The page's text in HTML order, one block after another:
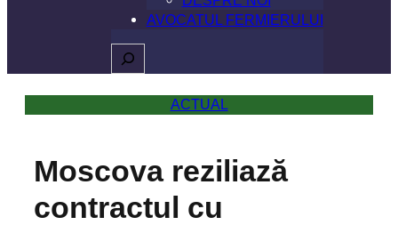
AVOCATUL FERMIERULUI
Caută
ACTUAL
Moscova reziliază
contractul cu